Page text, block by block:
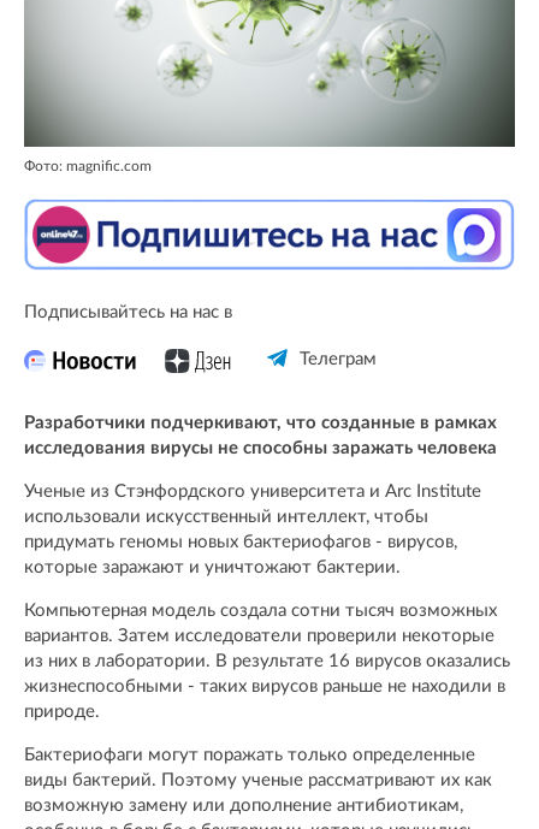
Фото: magnific.com
Подписывайтесь на нас в
Телеграм
Разработчики подчеркивают, что созданные в рамках
исследования вирусы не способны заражать человека
Ученые из Стэнфордского университета и Arc Institute
использовали искусственный интеллект, чтобы
придумать геномы новых бактериофагов - вирусов,
которые заражают и уничтожают бактерии.
Компьютерная модель создала сотни тысяч возможных
вариантов. Затем исследователи проверили некоторые
из них в лаборатории. В результате 16 вирусов оказались
жизнеспособными - таких вирусов раньше не находили в
природе.
Бактериофаги могут поражать только определенные
виды бактерий. Поэтому ученые рассматривают их как
возможную замену или дополнение антибиотикам,